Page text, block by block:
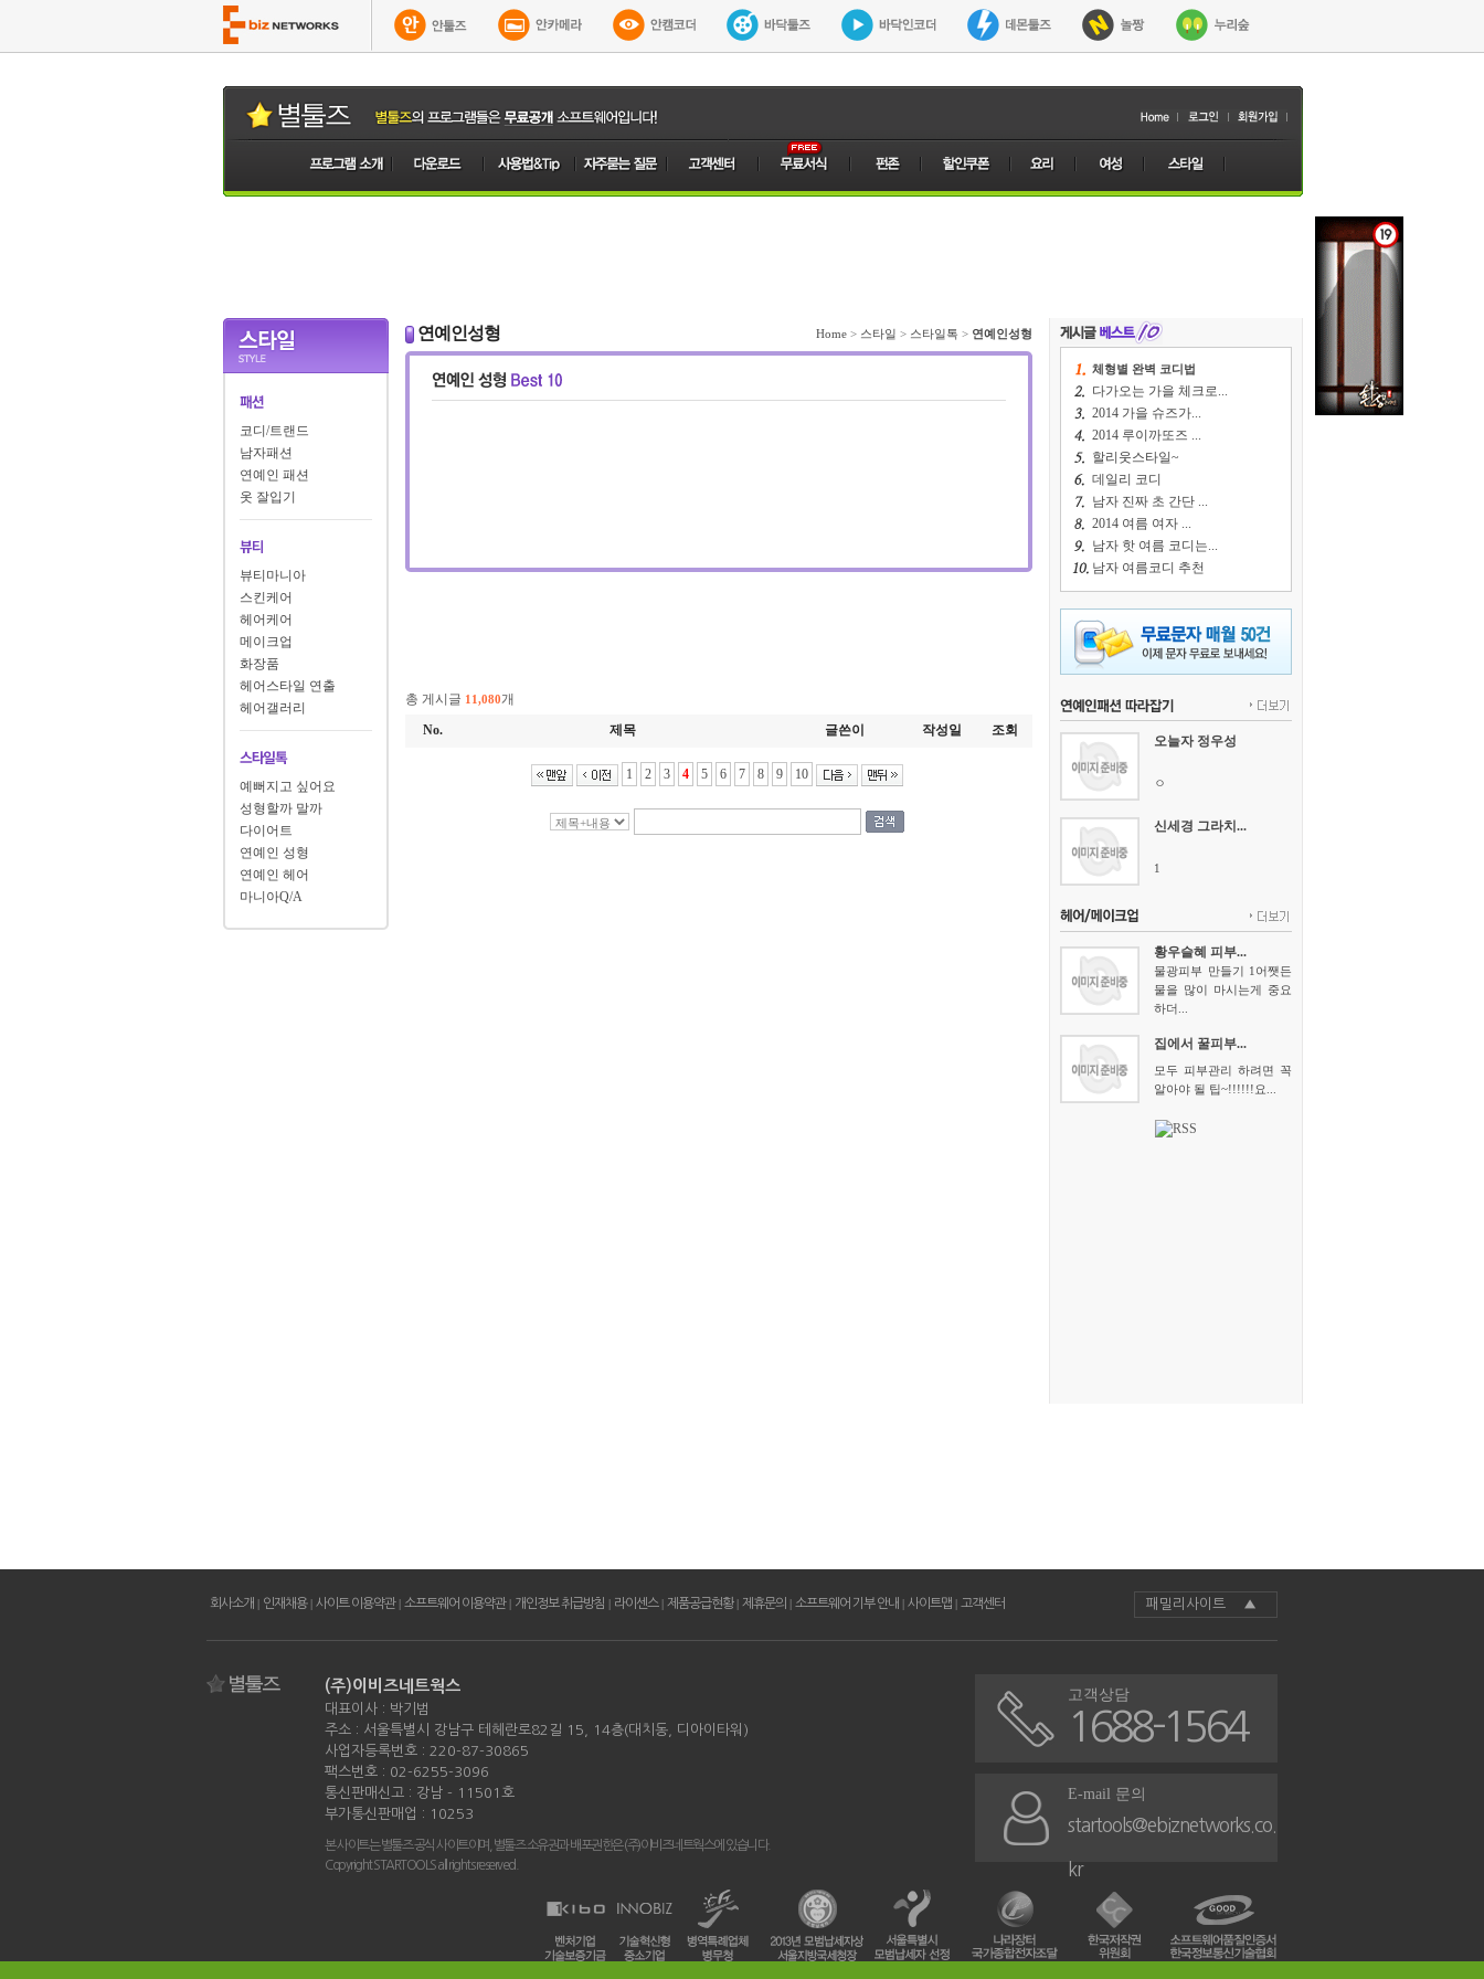
코디/트랜드
남자패션
연예인 패션
옷 잘입기
뷰티마니아
스킨케어
헤어케어
메이크업
화장품
헤어스타일 연출
헤어갤러리
예뻐지고 싶어요
성형할까 말까
다이어트
연예인 성형
연예인 헤어
마니아Q/A
연예인성형 Home > 스타일 > 스타일톡 > 연예인성형
총 게시글 11,080개
No.
제목 글쓴이 작성일 조회
1 2 3 4 5 6 7 8 9 10
체형별 완벽 코디법
다가오는 가을 체크로...
2014 가을 슈즈가...
2014 루이까또즈 ...
할리웃스타일~
데일리 코디
남자 진짜 초 간단 ...
2014 여름 여자 ...
남자 핫 여름 코디는...
남자 여름코디 추천
오늘자 정우성
ㅇ
신세경 그라치...
1
황우슬혜 피부...
물광피부 만들기 1어쨋든
물을 많이 마시는게 중요
하더...
집에서 꿀피부...
모두 피부관리 하려면 꼭
알아야 될 팁~!!!!!!요...
회사소개 | 인재채용 | 사이트 이용약관 | 소프트웨어 이용약관 | 개인정보 취급방침 | 라이센스 | 제품공급현황 | 제휴문의 | 소프트웨어 기부 안내 | 사이트맵 | 고객센터 패밀리사이트 ▲
(주)이비즈네트웍스
대표이사 : 박기범
주소 : 서울특별시 강남구 테헤란로82길 15, 14층(대치동, 디아이타워)
사업자등록번호 : 220-87-30865
팩스번호 : 02-6255-3096
통신판매신고 : 강남 - 11501호
부가통신판매업 : 10253
본 사이트는 별툴즈 공식 사이트이며, 별툴즈 소유권과 배포권한은 (주)이비즈네트웍스에 있습니다.
Copyright STARTOOLS all rights reserved.
고객상담
1688-1564
E-mail 문의
startools@ebiznetworks.co.
kr